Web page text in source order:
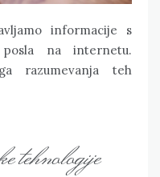
informacije s
na internetu.
razumevanja teh
tehnologije